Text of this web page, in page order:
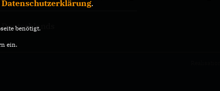
Datenschutzerklärung.
benötigt.
ein.